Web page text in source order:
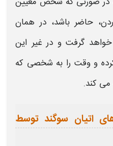
حاضر باشد، در همان
گرفت و در غیر این
و وقت را به شخصی که
می کند.
اتیان سوگند توسط